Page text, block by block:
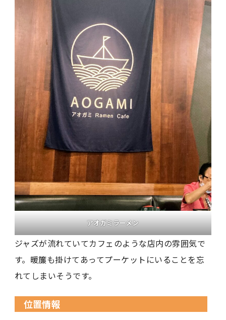
アオガミラーメン
ジャズが流れていてカフェのような店内の雰囲気で
す。暖簾も掛けてあってプーケットにいることを忘
れてしまいそうです。
位置情報